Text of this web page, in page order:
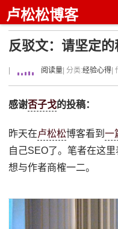
卢松松博客
反驳文：请坚定的
阅读量 | 分类:经验心得 |
感谢否子戈的投稿：
昨天在卢松松博客看到一
自己SEO了。笔者在这里
想与作者商榷一二。